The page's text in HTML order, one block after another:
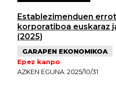
Establezimenduen
korporatiboa euskaraz
(2025)
GARAPEN EKONOMIKOA
Epez kanpo
AZKEN EGUNA: 2025/10/31